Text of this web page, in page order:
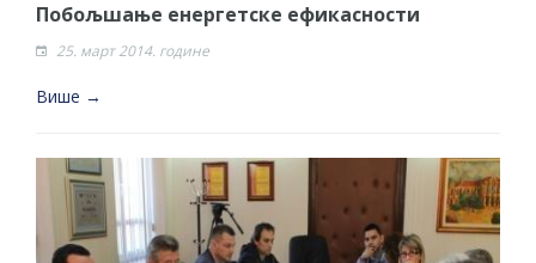
Побољшање енергетске ефикасности
25. март 2014. године
Више →